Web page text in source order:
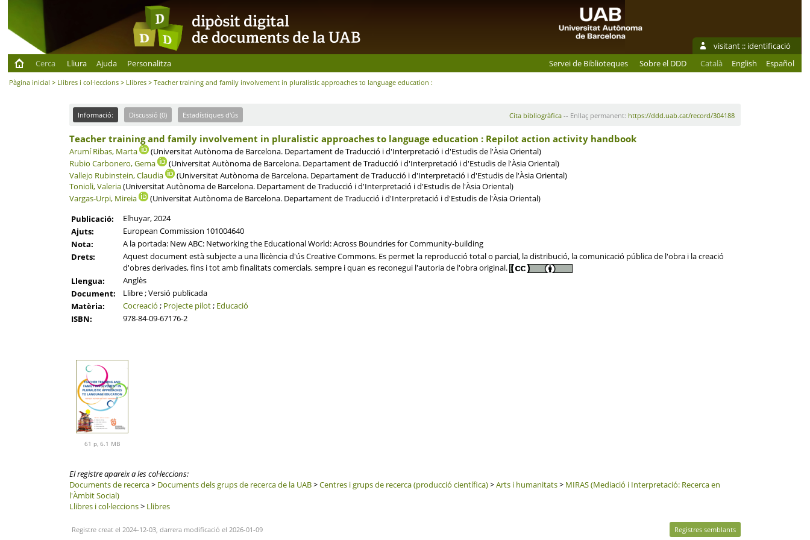
visitant :: identificació
Cerca
Lliura Ajuda Personalitza Servei de Biblioteques Sobre el DDD Català English Español
Pàgina inicial > Llibres i col·leccions > Llibres > Teacher training and family involvement in pluralistic approaches to language education :
Informació: Discussió (0) Estadístiques d'ús Cita bibliogràfica-- Enllaç permanent: https://ddd.uab.cat/record/304188
Teacher training and family involvement in pluralistic approaches to language education : Repilot action activity handbook
Arumí Ribas, Marta
(Universitat Autònoma de Barcelona. Departament de Traducció i d'Interpretació i d'Estudis de l'Àsia Oriental)
Rubio Carbonero, Gema
(Universitat Autònoma de Barcelona. Departament de Traducció i d'Interpretació i d'Estudis de l'Àsia Oriental)
Vallejo Rubinstein, Claudia
(Universitat Autònoma de Barcelona. Departament de Traducció i d'Interpretació i d'Estudis de l'Àsia Oriental)
Tonioli, Valeria(Universitat Autònoma de Barcelona. Departament de Traducció i d'Interpretació i d'Estudis de l'Àsia Oriental)
Vargas-Urpi, Mireia
(Universitat Autònoma de Barcelona. Departament de Traducció i d'Interpretació i d'Estudis de l'Àsia Oriental)
Publicació:
Elhuyar, 2024
Ajuts:
European Commission 101004640
Nota:
A la portada: New ABC: Networking the Educational World: Across Boundries for Community-building
Drets:
Aquest document està subjecte a una llicència d'ús Creative Commons. Es permet la reproducció total o parcial, la distribució, la comunicació pública de l'obra i la creació
d'obres derivades, fins i tot amb finalitats comercials, sempre i quan es reconegui l'autoria de l'obra original.
Llengua:
Anglès
Document:
Llibre ; Versió publicada
Matèria:
Cocreació ; Projecte pilot; Educació
ISBN:
978-84-09-67176-2
61 p, 6.1 MB
El registre apareix a les col·leccions:
Documents de recerca> Documents dels grups de recerca de la UAB>Centres i grups de recerca (producció científica)>Arts i humanitats> MIRAS (Mediació i Interpretació: Recerca en
l'Àmbit Social)
Llibres i col·leccions> Llibres
Registre creat el 2024-12-03, darrera modificació el 2026-01-09 Registres semblants